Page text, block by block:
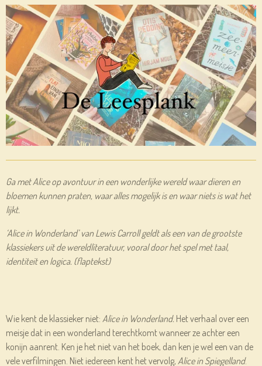
Ga met Alice op avontuur in een wonderlijke wereld waar dieren en
bloemen kunnen praten, waar alles mogelijk is en waar niets is wat het
lijkt.
‘Alice in Wonderland’ van Lewis Carroll geldt als een van de grootste
klassiekers uit de wereldliteratuur, vooral door het spel met taal,
identiteit en logica. (flaptekst)
Wie kent de klassieker niet: Alice in Wonderland. Het verhaal over een
meisje dat in een wonderland terechtkomt wanneer ze achter een
konijn aanrent. Ken je het niet van het boek, dan ken je wel een van de
vele verfilmingen. Niet iedereen kent het vervolg, Alice in Spiegelland.